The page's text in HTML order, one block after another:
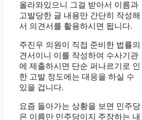
올라와있으니 그걸 받아서 이름과
고발당한 글 내용만 간단히 작성해
서 의견서를 활용하시면 됩니다.
주진우 의원이 직접 준비한 법률의
견서이니 이를 작성하여 수사기관
에 제출하시면 단순 퍼나르기로 인
한 고발 정도에는 대응을 하실 수
있을 겁니다.
요즘 돌아가는 상황을 보면 민주당
은 이름만 민주당이지 주장하는 내